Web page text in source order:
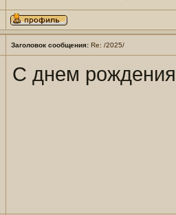
Заголовок сообщения: Re: /2025/
С днем